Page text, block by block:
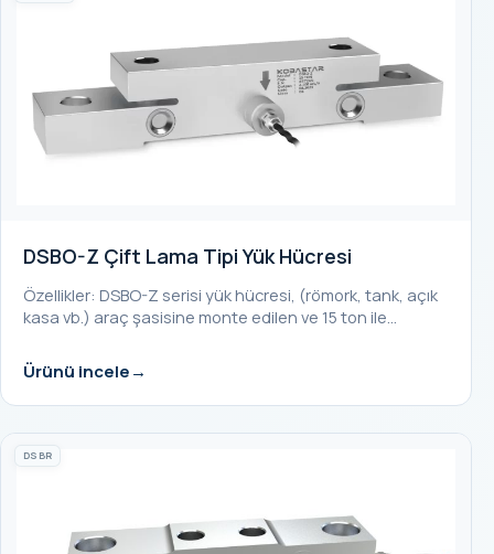
DSBO-Z Çift Lama Tipi Yük Hücresi
Özellikler: DSBO-Z serisi yük hücresi, (römork, tank, açık
kasa vb.) araç şasisine monte edilen ve 15 ton ile…
Ürünü incele
DSBR